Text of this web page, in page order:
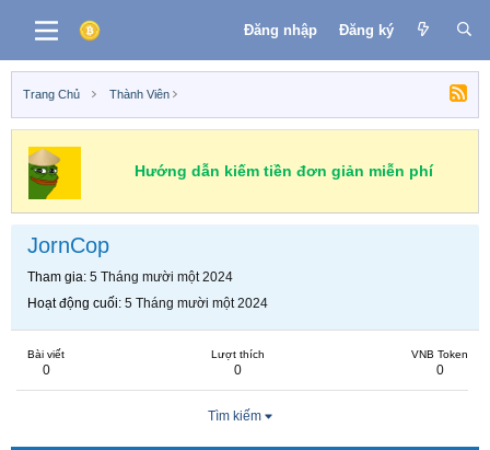
Đăng nhập Đăng ký
Trang Chủ Thành Viên
Hướng dẫn kiếm tiền đơn giản miễn phí
JornCop
Tham gia 5 Tháng mười một 2024
Hoạt động cuối 5 Tháng mười một 2024
Bài viết
0
Lượt thích
0
VNB Token
0
Tìm kiếm